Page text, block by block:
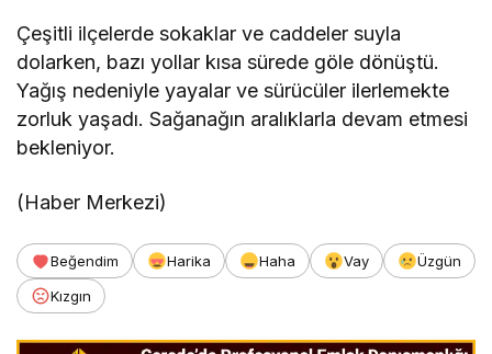
Çeşitli ilçelerde sokaklar ve caddeler suyla
dolarken, bazı yollar kısa sürede göle dönüştü.
Yağış nedeniyle yayalar ve sürücüler ilerlemekte
zorluk yaşadı. Sağanağın aralıklarla devam etmesi
bekleniyor.
(Haber Merkezi)
Beğendim Harika Haha Vay
Üzgün
Kızgın